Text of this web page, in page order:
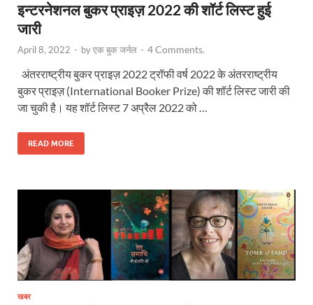
इन्टरनेशनल बुकर प्राइज़ 2022 की शॉर्ट लिस्ट हुई
जारी
April 8, 2022 - byएक बुक जर्नल - 4 Comments.
अंतरराष्ट्रीय बुकर प्राइज़ 2022 ट्रॉफी वर्ष 2022 के अंतरराष्ट्रीय
बुकर प्राइज़ (International Booker Prize) की शॉर्ट लिस्ट जारी की
जा चुकी है। यह शॉर्ट लिस्ट 7 अप्रैल 2022 को …
READ MORE
खबर